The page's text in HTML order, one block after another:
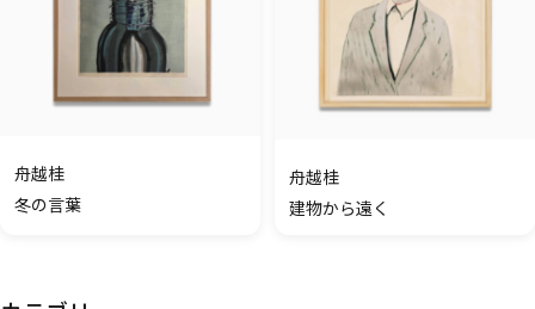
舟越桂
冬の言葉
舟越桂
建物から遠く